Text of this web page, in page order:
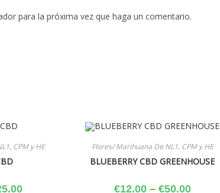
para la próxima vez que haga un comentario.
CPM y HE Flores/ Marihuana De NL1, CPM y HE
BLUEBERRY CBD GREENHOUSE
€12.00 – €50.00